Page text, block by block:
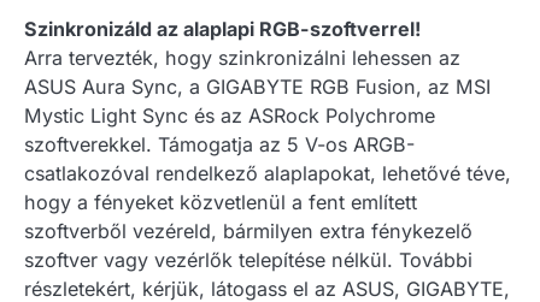
Szinkronizáld az alaplapi RGB-szoftverrel!
Arra tervezték, hogy szinkronizálni lehessen az
ASUS Aura Sync, a GIGABYTE RGB Fusion, az MSI
Mystic Light Sync és az ASRock Polychrome
szoftverekkel. Támogatja az 5 V-os ARGB-
csatlakozóval rendelkező alaplapokat, lehetővé téve,
hogy a fényeket közvetlenül a fent említett
szoftverből vezéreld, bármilyen extra fénykezelő
szoftver vagy vezérlők telepítése nélkül. További
részletekért, kérjük, látogass el az ASUS, GIGABYTE,